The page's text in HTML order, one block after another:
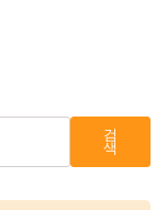
검
색